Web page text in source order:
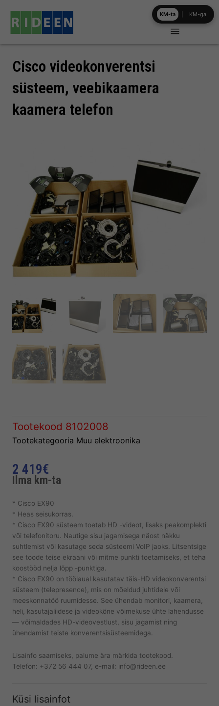
content
Cisco videokonverentsi
süsteem, veebikaamera
kaamera telefon
Tootekood 8102008
Tootekategooria Muu elektroonika
2 419€
Ilma km-ta
* Cisco EX90
* Heas seisukorras.
* Cisco EX90 süsteem toetab HD -videot, lisaks peakomplekti
või telefonitoru. Nautige sisu jagamisega näost näkku
suhtlemist või kasutage seda süsteemi VoIP jaoks. Litsentsige
see toode teise ekraani või mitme punkti toetamiseks, et teha
koostööd nelja lõpp -punktiga.
* Cisco EX90 on töölaual kasutatav täis-HD videokonverentsi
süsteem (telepresence), mis on mõeldud juhtidele või
meeskonnatöö ruumidesse. See ühendab monitori, kaamera,
heli, kasutajaliidese ja videokõne võimekuse ühte lahendusse
— võimaldades HD-videovestlust, sisu jagamist ning
ühendamist teiste konverentsisüsteemidega.
Lisainfo saamiseks, palume ära märkida tootekood.
Telefon: +372 56 444 07, e-mail: info@rideen.ee
Küsi lisainfot
KM-ta KM-ga